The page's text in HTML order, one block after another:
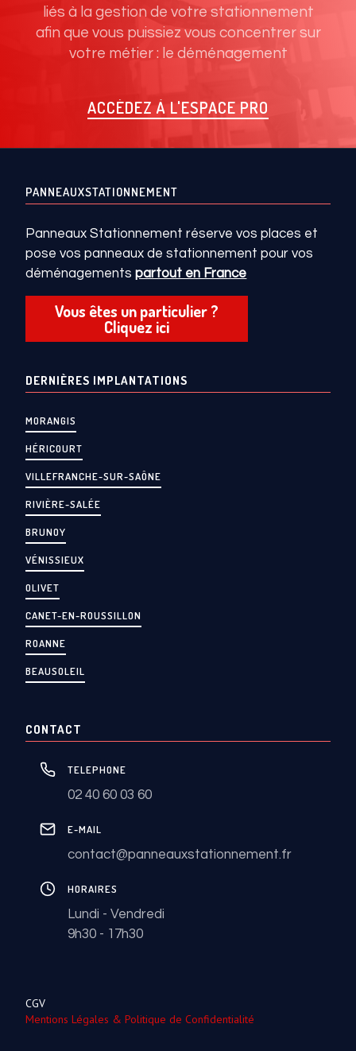
liés à la gestion de votre stationnement
afin que vous puissiez vous concentrer sur
votre métier : le déménagement
ACCÉDEZ À L'ESPACE PRO
PANNEAUXSTATIONNEMENT
Panneaux Stationnement réserve vos places et
pose vos panneaux de stationnement pour vos
déménagementspartout en France
Vous êtes un particulier ?
Cliquez ici
DERNIÈRES IMPLANTATIONS
MORANGIS
HÉRICOURT
VILLEFRANCHE-SUR-SAÔNE
RIVIÈRE-SALÉE
BRUNOY
VÉNISSIEUX
OLIVET
CANET-EN-ROUSSILLON
ROANNE
BEAUSOLEIL
CONTACT
TELEPHONE
02 40 60 03 60
E-MAIL
contact@panneauxstationnement.fr
HORAIRES
Lundi - Vendredi
9h30 - 17h30
CGV
Mentions Légales & Politique de Confidentialité